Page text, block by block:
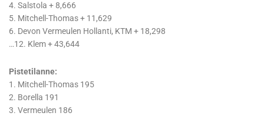
4. Salstola + 8,666
5. Mitchell-Thomas + 11,629
6. Devon Vermeulen Hollanti, KTM + 18,298
…12. Klem + 43,644
Pistetilanne:
1. Mitchell-Thomas 195
2. Borella 191
3. Vermeulen 186